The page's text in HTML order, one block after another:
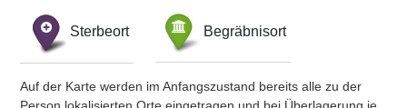
Sterbeort Begräbnisort
Auf der Karte werden im Anfangszustand bereits alle zu der